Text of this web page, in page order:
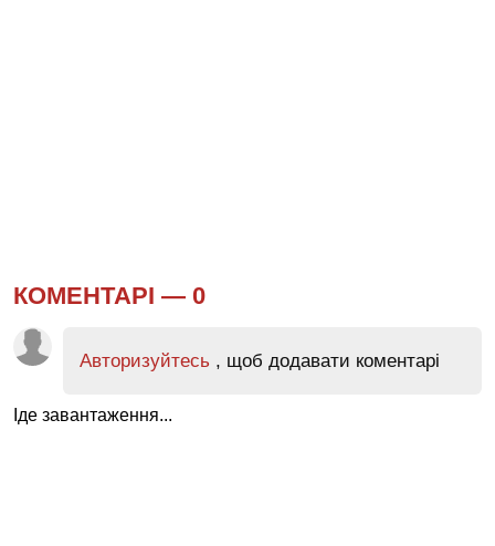
КОМЕНТАРІ — 0
Авторизуйтесь , щоб додавати коментарі
Іде завантаження...